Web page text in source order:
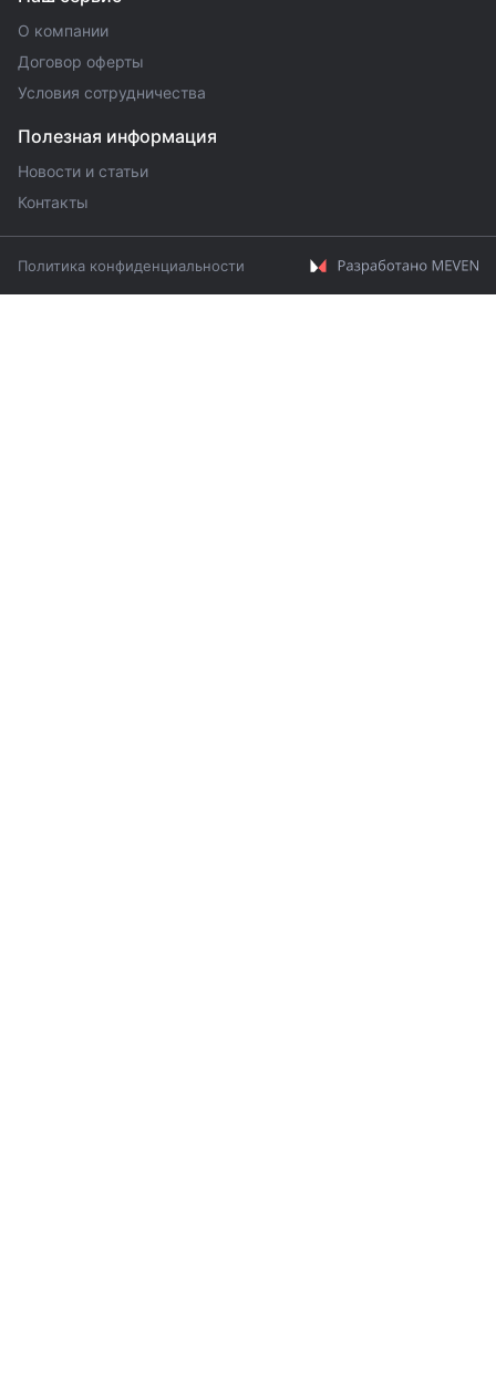
О компании
Договор оферты
Условия сотрудничества
Полезная информация
Новости и статьи
Контакты
Политика конфиденциальности